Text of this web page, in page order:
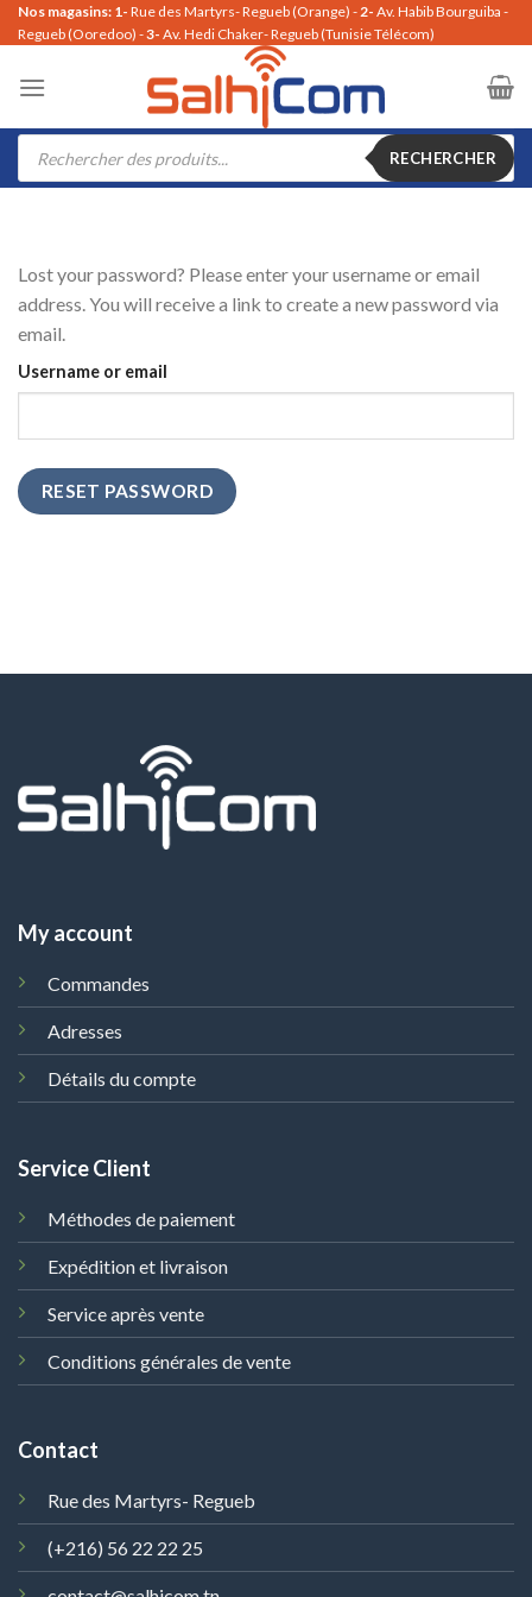
Passer
au
Nos magasins: 1- Rue des Martyrs- Regueb (Orange) -2- Av. Habib Bourguiba -
Regueb (Ooredoo) -3- Av. Hedi Chaker- Regueb (Tunisie Télécom)
Recherche
RECHERCHER
Lost your password? Please enter your username or email
address. You will receive a link to create a new password via
email.
Username or email
RESET PASSWORD
My account
Commandes
Adresses
Détails du compte
Service Client
Méthodes de paiement
Expédition et livraison
Service après vente
Conditions générales de vente
Contact
Rue des Martyrs- Regueb
(+216) 56 22 22 25